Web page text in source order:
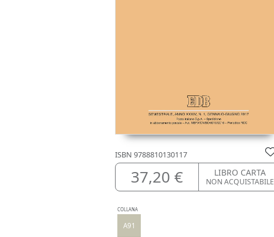
ISBN 9788810130117
37,20 € LIBRO CARTA
NON ACQUISTABILE
COLLANA
A91